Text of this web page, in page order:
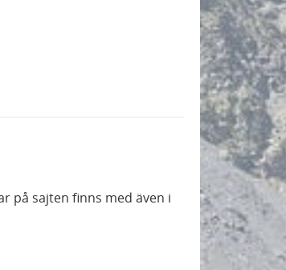
på sajten finns med även i